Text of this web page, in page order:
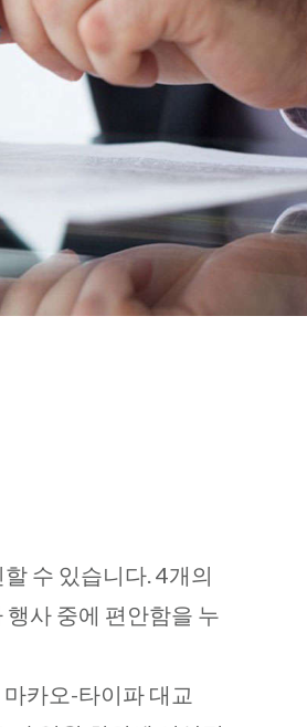
수 있습니다. 4개의
사 중에 편안함을 누
카오-타이파 대교